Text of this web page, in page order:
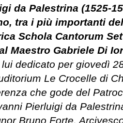
da Palestrina (1525-
tra i più importanti
Schola Cantorum
Maestro Gabriele Di
dedicato per giovedì
Le Crocelle di
che gode del
Pierluigi da
Bruno Forte,